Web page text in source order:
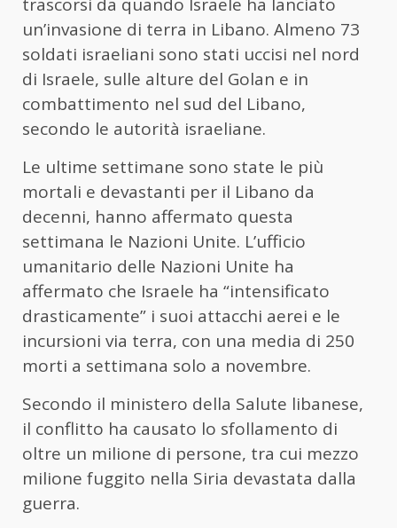
un’invasione di terra in Libano. Almeno 73
soldati israeliani sono stati uccisi nel nord
di Israele, sulle alture del Golan e in
combattimento nel sud del Libano,
secondo le autorità israeliane.
Le ultime settimane sono state le più
mortali e devastanti per il Libano da
decenni, hanno affermato questa
settimana le Nazioni Unite. L’ufficio
umanitario delle Nazioni Unite ha
affermato che Israele ha “intensificato
drasticamente” i suoi attacchi aerei e le
incursioni via terra, con una media di 250
morti a settimana solo a novembre.
Secondo il ministero della Salute libanese,
il conflitto ha causato lo sfollamento di
oltre un milione di persone, tra cui mezzo
milione fuggito nella Siria devastata dalla
guerra.